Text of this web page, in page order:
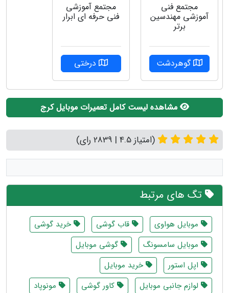
مجتمع فنی
آموزشی مهندسین
برتر
گوهردشت
مجتمع آموزشی
فنی حرفه ای ابرار
درختی
مشاهده لیست کامل تعمیرات موبایل کرج
(امتیاز 4.5 | 2839 رای)
تگ های مرتبط
موبايل هواوى قاب گوشی
خرید گوشی
موبایل سامسونگ
گوشي موبايل
اپل استور
خرید موبایل
لوازم جانبی موبایل
کاور گوشی
مونوپاد